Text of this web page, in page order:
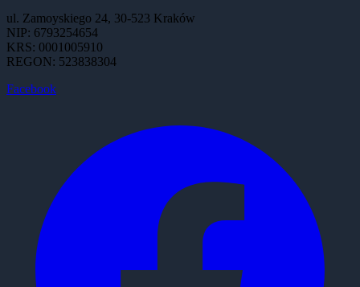
ul. Zamoyskiego 24, 30-523 Kraków
NIP: 6793254654
KRS: 0001005910
REGON: 523838304
Facebook